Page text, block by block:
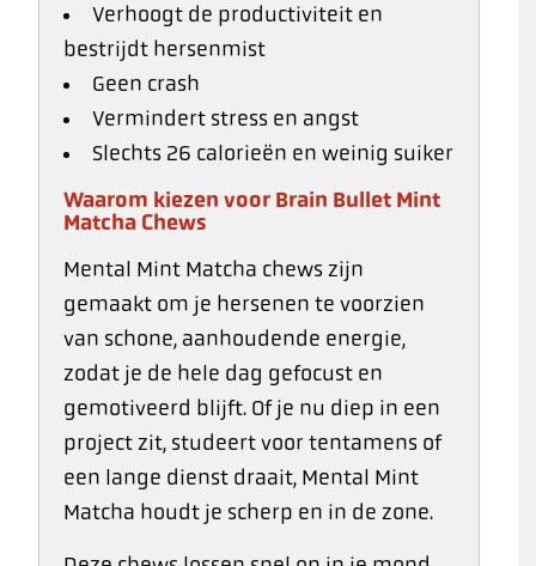
Verhoogt de productiviteit en
bestrijdt hersenmist
Geen crash
Vermindert stress en angst
Slechts 26 calorieën en weinig suiker
Waarom kiezen voor Brain Bullet Mint
Matcha Chews
Mental Mint Matcha chews zijn
gemaakt om je hersenen te voorzien
van schone, aanhoudende energie,
zodat je de hele dag gefocust en
gemotiveerd blijft. Of je nu diep in een
project zit, studeert voor tentamens of
een lange dienst draait, Mental Mint
Matcha houdt je scherp en in de zone.